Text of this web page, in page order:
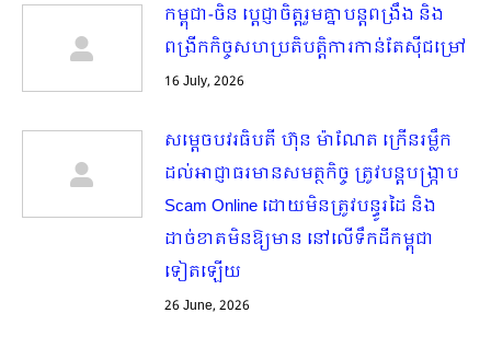
កម្ពុជា-ចិន ប្ដេជ្ញាចិត្តរួមគ្នាបន្តពង្រឹង និង
ពង្រីកកិច្ចសហប្រតិបត្តិការកាន់តែស៊ីជម្រៅ
16 July, 2026
សម្តេចបវរធិបតី ហ៊ុន ម៉ាណែត ក្រើនរម្លឹក
ដល់អាជ្ញាធរមានសមត្ថកិច្ច ត្រូវបន្តបង្ក្រាប
Scam Online ដោយមិនត្រូវបន្ធូរដៃ និង
ដាច់ខាតមិនឱ្យមាន​ នៅលើទឹកដីកម្ពុជា
ទៀតឡើយ
26 June, 2026